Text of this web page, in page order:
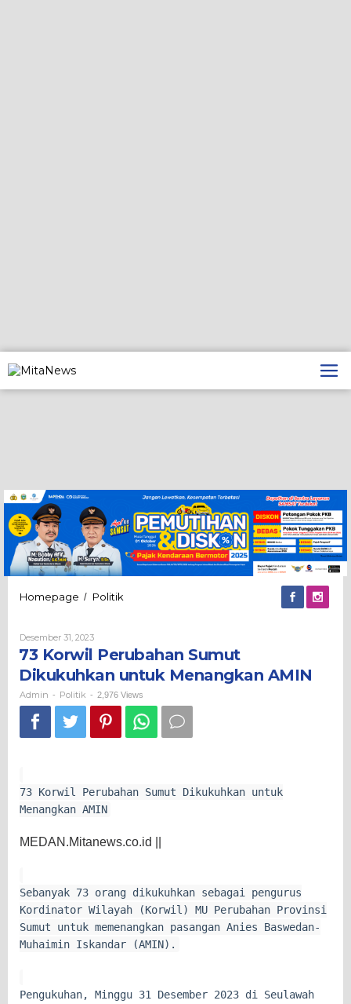
ke
konten
Homepage / Politik
Dikukuhkan
Menangkan
AMIN
Desember 31, 2023Oleh
73 Korwil Perubahan Sumut
Dikukuhkan untuk Menangkan AMIN
Admin - Politik - 2,976 Views
73 Korwil Perubahan Sumut Dikukuhkan untuk
Menangkan AMIN
MEDAN.Mitanews.co.id ||
Sebanyak 73 orang dikukuhkan sebagai pengurus
Kordinator Wilayah (Korwil) MU Perubahan Provinsi
Sumut untuk memenangkan pasangan Anies Baswedan-
Muhaimin Iskandar (AMIN).
Pengukuhan, Minggu 31 Desember 2023 di Seulawah